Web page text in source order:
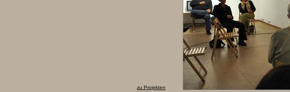
zu Projekten